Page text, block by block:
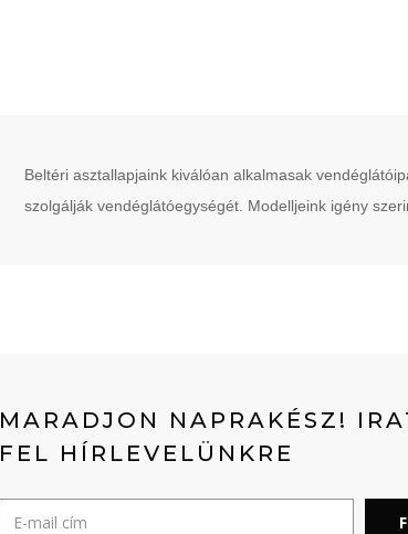
Beltéri asztallapjaink kiválóan alkalmasak
szolgálják vendéglátóegységét. Modelljeink igény
MARADJON NAPRAKÉSZ!
FEL HÍRLEVELÜNKRE